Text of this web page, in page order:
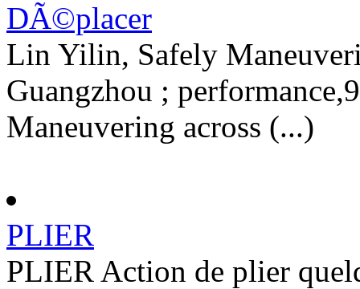
DÃ©placer
Lin Yilin, Safely
Guangzhou ;
Maneuvering across (...)
PLIER
PLIER Action de plier